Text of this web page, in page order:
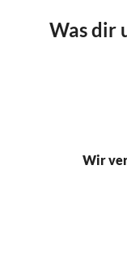
Was dir
Wir